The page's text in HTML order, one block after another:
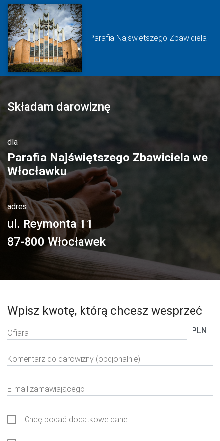
Parafia Najświętszego Zbawiciela
Składam darowiznę
dla
Parafia Najświętszego Zbawiciela we
Włocławku
adres
ul. Reymonta 11
87-800 Włocławek
Wpisz kwotę, którą chcesz wesprzeć
Ofiara PLN
Komentarz do darowizny (opcjonalnie)
E-mail zamawiającego
Chcę podać dodatkowe dane